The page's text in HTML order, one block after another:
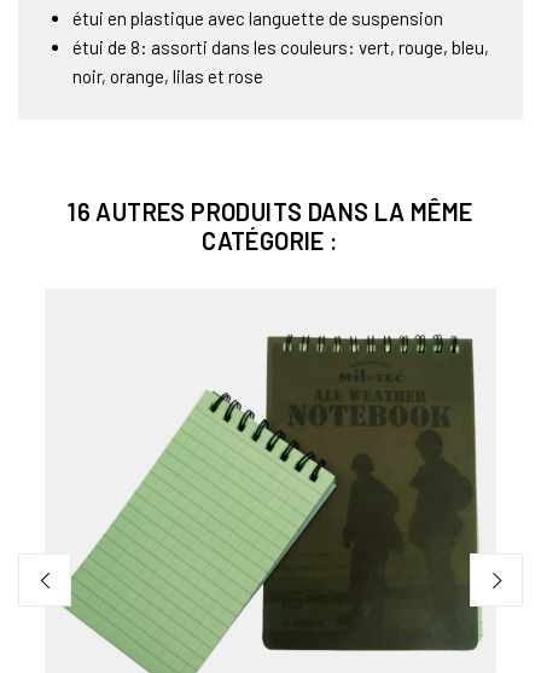
étui en plastique avec languette de suspension
étui de 8: assorti dans les couleurs: vert, rouge, bleu,
noir, orange, lilas et rose
16 AUTRES PRODUITS DANS LA MÊME
CATÉGORIE :